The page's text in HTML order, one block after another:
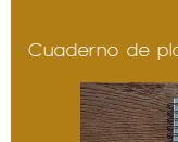
Cuaderno de